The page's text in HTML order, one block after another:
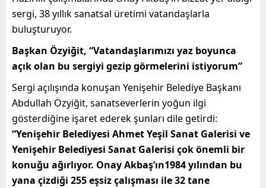
sergi, 38 yıllık sanatsal üretimi vatandaşlarla
buluşturuyor.
Başkan Özyiğit, “Vatandaşlarımızı yaz boyunca
açık olan bu sergiyi gezip görmelerini istiyorum”
Sergi açılışında konuşan Yenişehir Belediye Başkanı
Abdullah Özyiğit, sanatseverlerin yoğun ilgi
gösterdiğine işaret ederek şunları dile getirdi:
“Yenişehir Belediyesi Ahmet Yeşil Sanat Galerisi ve
Yenişehir Belediyesi Sanat Galerisi çok önemli bir
konuğu ağırlıyor. Onay Akbaş’ın1984 yılından bu
yana çizdiği 255 eşsiz çalışması ile 32 tane